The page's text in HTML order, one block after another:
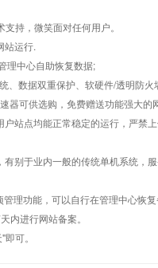
持，微笑面对任何用户。
站运行.
理中心自助恢复数据;
、数据双重保护、软硬件/透明防火
器可供选购，免费赠送功能强大
站点均能正常稳定的运行，严禁
别于业内一般的传统单机系统，
理功能，可以自行在管理中心恢
内进行网站备案。
可。